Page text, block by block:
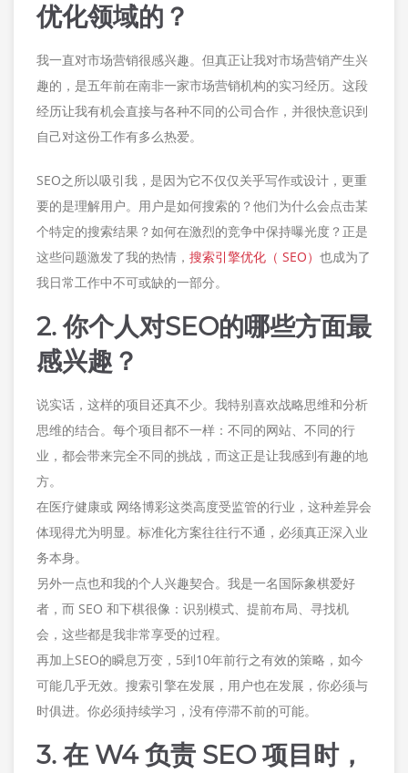
优化领域的？
我一直对市场营销很感兴趣。但真正让我对市场营销产生兴
趣的，是五年前在南非一家市场营销机构的实习经历。这段
经历让我有机会直接与各种不同的公司合作，并很快意识到
自己对这份工作有多么热爱。
SEO之所以吸引我，是因为它不仅仅关乎写作或设计，更重
要的是理解用户。用户是如何搜索的？他们为什么会点击某
个特定的搜索结果？如何在激烈的竞争中保持曝光度？正是
这些问题激发了我的热情， 搜索引擎优化（ SEO） 也成为了
我日常工作中不可或缺的一部分。
2. 你个人对SEO的哪些方面最
感兴趣？
说实话，这样的项目还真不少。我特别喜欢战略思维和分析
思维的结合。每个项目都不一样：不同的网站、不同的行
业，都会带来完全不同的挑战，而这正是让我感到有趣的地
方。
在医疗健康或 网络博彩这类高度受监管的行业，这种差异会
体现得尤为明显。标准化方案往往行不通，必须真正深入业
务本身。
另外一点也和我的个人兴趣契合。我是一名国际象棋爱好
者，而 SEO 和下棋很像：识别模式、提前布局、寻找机
会，这些都是我非常享受的过程。
再加上SEO的瞬息万变，5到10年前行之有效的策略，如今
可能几乎无效。搜索引擎在发展，用户也在发展，你必须与
时俱进。你必须持续学习，没有停滞不前的可能。
3. 在 W4 负责 SEO 项目时，